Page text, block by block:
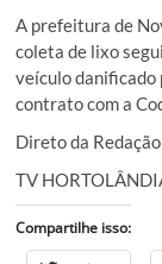
A prefeitura de
coleta de lixo
veículo danificado
contrato com a
Direto da Redação
TV
Compartilhe isso: